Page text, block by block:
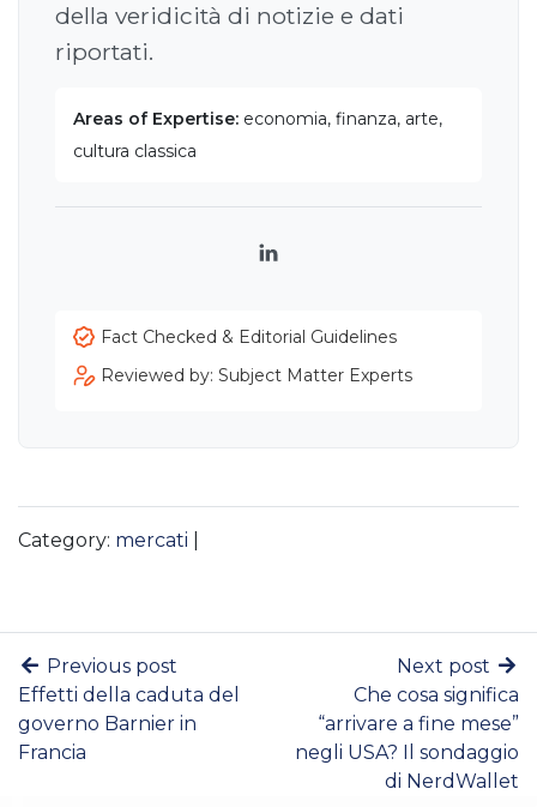
della veridicità di notizie e dati
riportati.
Areas of Expertise: economia, finanza, arte,
cultura classica
LinkedIn
Fact Checked & Editorial Guidelines
Reviewed by: Subject Matter Experts
Category: mercati
Previous post
Effetti della caduta del
governo Barnier in
Francia
Next post
Che cosa significa
“arrivare a fine mese”
negli USA? Il sondaggio
di NerdWallet